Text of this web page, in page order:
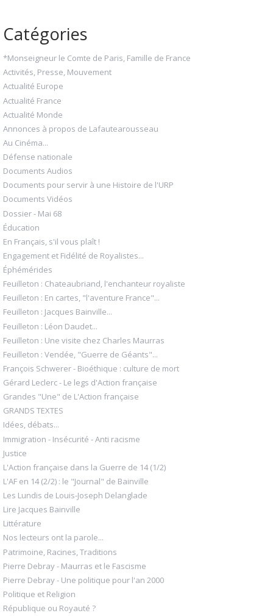
Catégories
*Monseigneur le Comte de Paris, Famille de France
Activités, Presse, Mouvement
Actualité Europe
Actualité France
Actualité Monde
Annonces à propos de Lafautearousseau
Au Cinéma...
Défense nationale
Documents Audios
Documents pour servir à une Histoire de l'URP
Documents Vidéos
Dossier - Mai 68
Éducation
En Français, s'il vous plaît !
Engagement et Fidélité de Royalistes...
Éphémérides
Feuilleton : Chateaubriand, l'enchanteur royaliste
Feuilleton : En cartes, "l'aventure France"...
Feuilleton : Jacques Bainville...
Feuilleton : Léon Daudet...
Feuilleton : Une visite chez Charles Maurras
Feuilleton : Vendée, "Guerre de Géants"...
François Schwerer - Bioéthique : culture de mort
Gérard Leclerc - Le legs d'Action française
Grandes "Une" de L'Action française
GRANDS TEXTES
Idées, débats...
Immigration - Insécurité - Anti racisme
Justice
L'Action française dans la Guerre de 14 (1/2)
L'AF en 14 (2/2) : le "Journal" de Bainville
Les Lundis de Louis-Joseph Delanglade
Lire Jacques Bainville
Littérature
Nos lecteurs ont la parole...
Patrimoine, Racines, Traditions
Pierre Debray - Maurras et le Fascisme
Pierre Debray - Une politique pour l'an 2000
Politique et Religion
République ou Royauté ?